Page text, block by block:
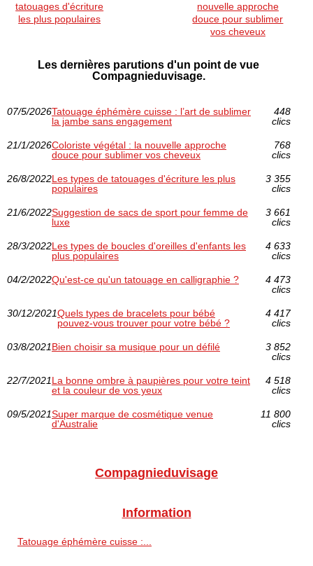
tatouages d'écriture
les plus populaires
nouvelle approche
douce pour sublimer
vos cheveux
Les dernières parutions d'un point de vue
Compagnieduvisage.
07/5/2026Tatouage éphémère cuisse : l’art de sublimer
la jambe sans engagement
448
clics
21/1/2026Coloriste végétal : la nouvelle approche
douce pour sublimer vos cheveux
768
clics
26/8/2022Les types de tatouages d'écriture les plus
populaires
3 355
clics
21/6/2022Suggestion de sacs de sport pour femme de
luxe
3 661
clics
28/3/2022Les types de boucles d'oreilles d'enfants les
plus populaires
4 633
clics
04/2/2022Qu'est-ce qu'un tatouage en calligraphie ?
4 473
clics
30/12/2021Quels types de bracelets pour bébé
pouvez-vous trouver pour votre bébé ?
4 417
clics
03/8/2021Bien choisir sa musique pour un défilé
3 852
clics
22/7/2021La bonne ombre à paupières pour votre teint
et la couleur de vos yeux
4 518
clics
09/5/2021Super marque de cosmétique venue
d'Australie
11 800
clics
Compagnieduvisage
Information
Tatouage éphémère cuisse :...